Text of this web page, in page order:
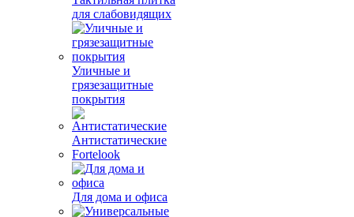
для слабовидящих
Уличные и
грязезащитные
покрытия
Антистатические
Fortelook
Для дома и офиса